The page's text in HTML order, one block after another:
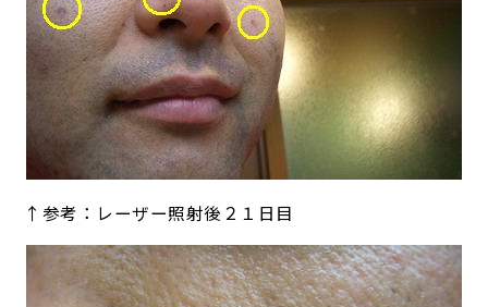
↑参考：レーザー照射後２１日目